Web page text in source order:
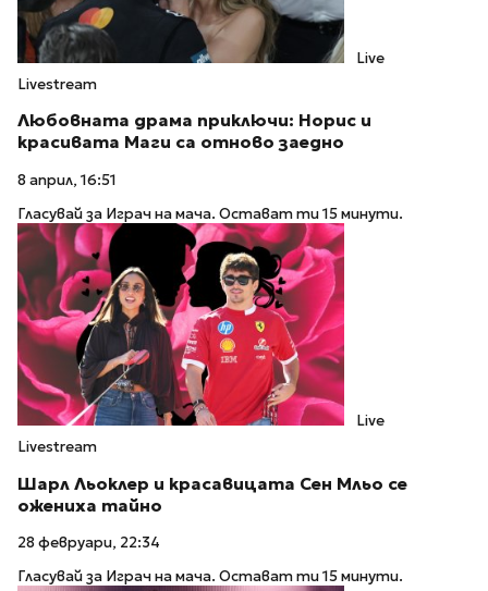
Live
Livestream
Любовната драма приключи: Норис и
красивата Маги са отново заедно
8 април, 16:51
Гласувай за Играч на мача. Остават ти 15 минути.
Live
Livestream
Шарл Льоклер и красавицата Сен Мльо се
ожениха тайно
28 февруари, 22:34
Гласувай за Играч на мача. Остават ти 15 минути.